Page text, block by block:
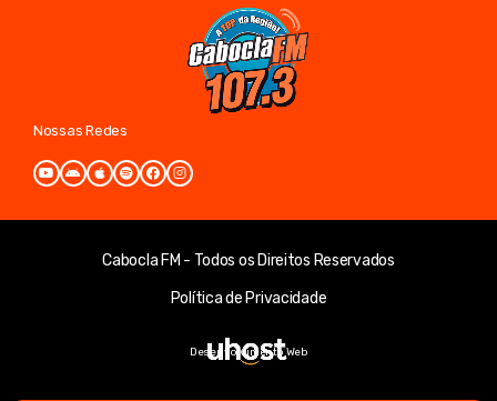
Nossas Redes
Cabocla FM - Todos os Direitos Reservados
Política de Privacidade
Desenvolvimento Web